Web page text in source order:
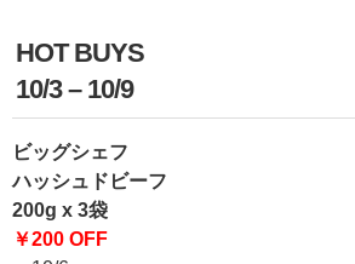
HOT BUYS
10/3 – 10/9
ビッグシェフ
ハッシュドビーフ
200g x 3袋
￥200 OFF